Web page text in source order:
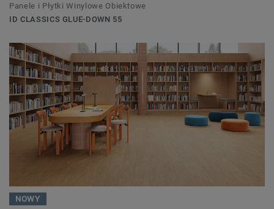
Panele i Płytki Winylowe Obiektowe
ID CLASSICS GLUE-DOWN 55
NOWY